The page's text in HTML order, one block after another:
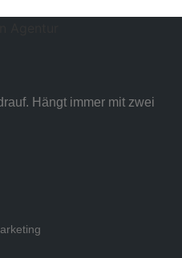
Hängt immer mit zwei